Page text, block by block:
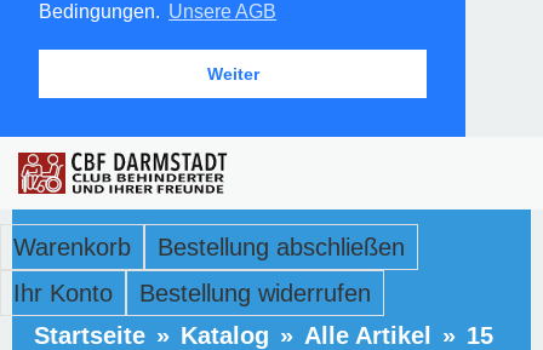
Bedingungen. Unsere AGB
Weiter
Warenkorb
Bestellung abschließen
Ihr Konto
Bestellung widerrufen
Startseite » Katalog » Alle Artikel » 15